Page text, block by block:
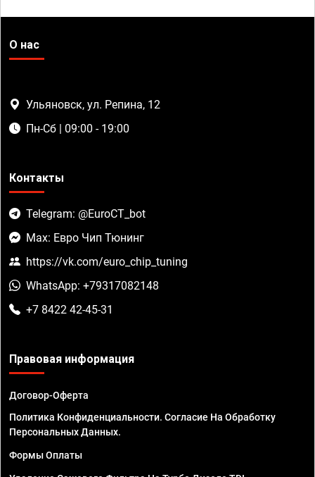
О нас
Ульяновск, ул. Репина, 12
Пн-Сб | 09:00 - 19:00
Контакты
Telegram: @EuroCT_bot
Max: Евро Чип Тюнинг
https://vk.com/euro_chip_tuning
WhatsApp: +79317082148
+7 8422 42-45-31
Правовая информация
Договор-Оферта
Политика Конфиденциальности. Согласие На Обработку
Персональных Данных.
Формы Оплаты